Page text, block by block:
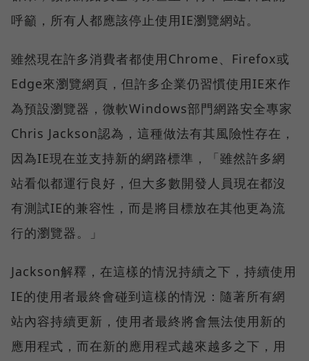
呼籲，所有人都應該停止使用IE瀏覽網站。
雖然現在許多消費者都使用Chrome、Firefox或
Edge來瀏覽網頁，但許多企業仍習慣使用IE來作
為預設瀏覽器，微軟Windows部門網路安全專家
Chris Jackson認為，這種做法有其風險性存在，
因為IE現在並支持新的網路標準，「雖然許多網
站看似都運行良好，但大多數開發人員現在都沒
有測試IE的兼容性，而是將目標放在其他更為流
行的瀏覽器。」
Jackson解釋，在這樣的情況持續之下，持續使用
IE的使用者最終會碰到這樣的情況：隨著所有網
站內容持續更新，使用者最終將會無法使用新的
應用程式，而在新的應用程式越來越多之下，用